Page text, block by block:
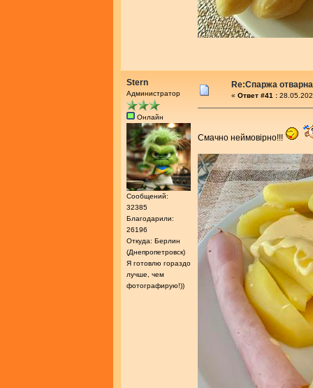
Stern
Администратор
Онлайн
Сообщений:
32385
Благодарили:
26196
Откуда: Берлин
(Днепропетровск)
Я готовлю гораздо
лучше, чем
фотографирую!))
Re:Спаржа
« Ответ #41 :
Смачно неймовiрно!!!